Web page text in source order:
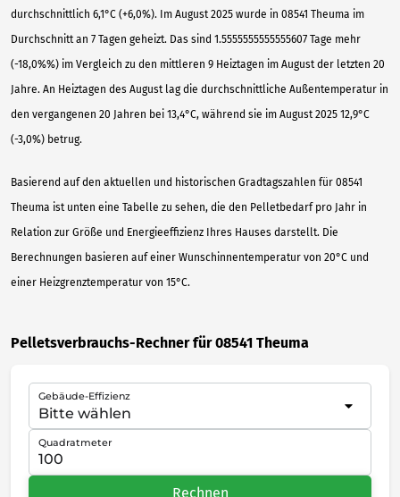
durchschnittlich 6,1°C (+6,0%). Im August 2025 wurde in 08541 Theuma im
Durchschnitt an 7 Tagen geheizt. Das sind 1.5555555555555607 Tage mehr
(-18,0%%) im Vergleich zu den mittleren 9 Heiztagen im August der letzten 20
Jahre. An Heiztagen des August lag die durchschnittliche Außentemperatur in
den vergangenen 20 Jahren bei 13,4°C, während sie im August 2025 12,9°C
(-3,0%) betrug.
Basierend auf den aktuellen und historischen Gradtagszahlen für 08541
Theuma ist unten eine Tabelle zu sehen, die den Pelletbedarf pro Jahr in
Relation zur Größe und Energieeffizienz Ihres Hauses darstellt. Die
Berechnungen basieren auf einer Wunschinnentemperatur von 20°C und
einer Heizgrenztemperatur von 15°C.
Pelletsverbrauchs-Rechner für 08541 Theuma
Gebäude-Effizienz
Quadratmeter
Rechnen